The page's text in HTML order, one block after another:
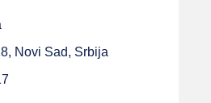
Novi Sad, Srbija